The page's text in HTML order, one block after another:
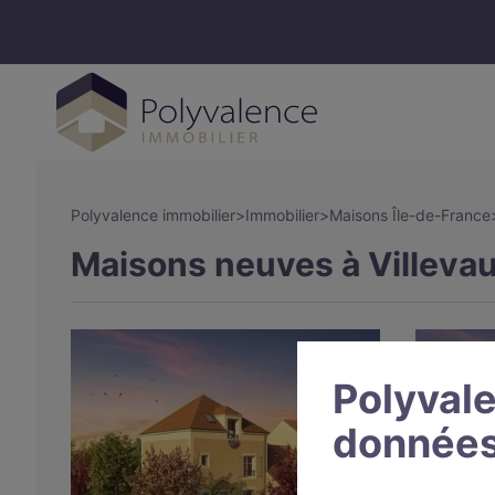
Polyvalence immobilier>Immobilier>Maisons Île-de-France
Maisons neuves à